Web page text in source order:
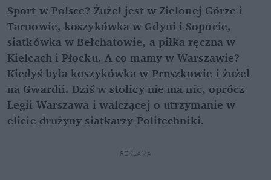
Sport w Polsce? Żużel jest w Zielonej Górze i
Tarnowie, koszykówka w Gdyni i Sopocie,
siatkówka w Bełchatowie, a piłka ręczna w
Kielcach i Płocku. A co mamy w Warszawie?
Kiedyś była koszykówka w Pruszkowie i żużel
na Gwardii. Dziś w stolicy nie ma nic, oprócz
Legii Warszawa i walczącej o utrzymanie w
elicie drużyny siatkarzy Politechniki.
REKLAMA